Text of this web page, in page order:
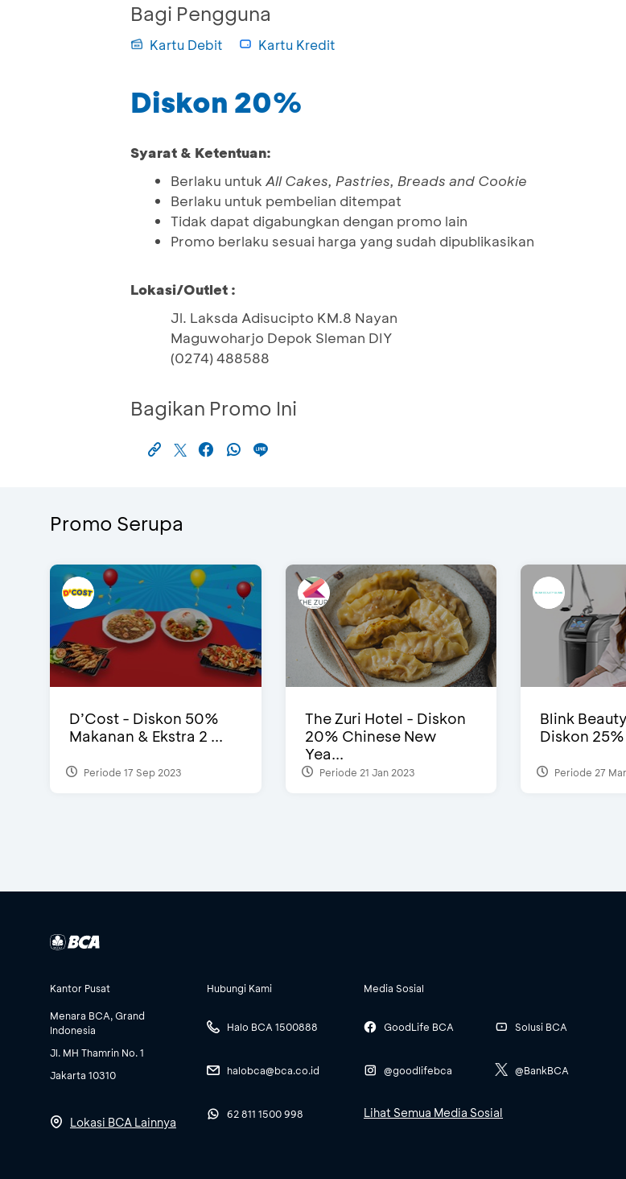
Bagi Pengguna
Kartu Debit Kartu Kredit
Diskon 20%
Syarat & Ketentuan:
Berlaku untuk All Cakes, Pastries, Breads and Cookie
Berlaku untuk pembelian ditempat
Tidak dapat digabungkan dengan promo lain
Promo berlaku sesuai harga yang sudah dipublikasikan
Lokasi/Outlet :
Jl. Laksda Adisucipto KM.8 Nayan
Maguwoharjo Depok Sleman DIY
(0274) 488588
Bagikan Promo Ini
Promo Serupa
D’Cost - Diskon 50%
Makanan & Ekstra 2 ...
Periode 17 Sep 2023
The Zuri Hotel - Diskon
20% Chinese New
Yea...
Periode 21 Jan 2023
Blink
Diskon
Periode 27
Kantor Pusat
Menara BCA, Grand
Indonesia
Jl. MH Thamrin No. 1
Jakarta 10310
Lokasi BCA Lainnya
Hubungi Kami
Halo BCA 1500888
halobca@bca.co.id
62 811 1500 998
Media Sosial
GoodLife BCA
@goodlifebca
Solusi BCA
@BankBCA
Lihat Semua Media Sosial